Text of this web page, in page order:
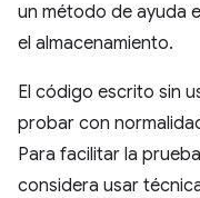
un método de ayuda
el almacenamiento.
El código escrito sin
probar con
Para facilitar la
considera usar